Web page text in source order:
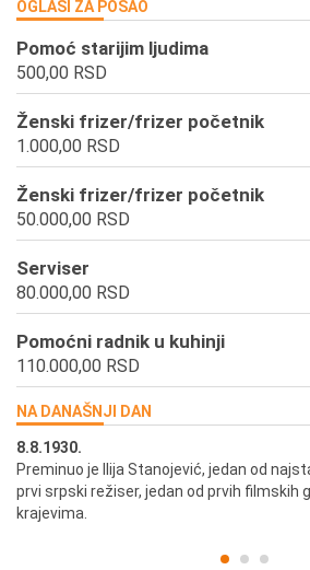
OGLASI ZA POSAO
Pomoć starijim ljudima
500,00 RSD
Ženski frizer/frizer početnik
1.000,00 RSD
Ženski frizer/frizer početnik
50.000,00 RSD
Serviser
80.000,00 RSD
Pomoćni radnik u kuhinji
110.000,00 RSD
NA DANAŠNJI DAN
8.8.1930.
Preminuo je Ilija Stanojević, jedan od
prvi srpski režiser, jedan od prvih filmskih
krajevima.